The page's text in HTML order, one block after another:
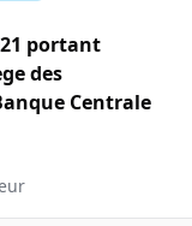
portant
des
Centrale